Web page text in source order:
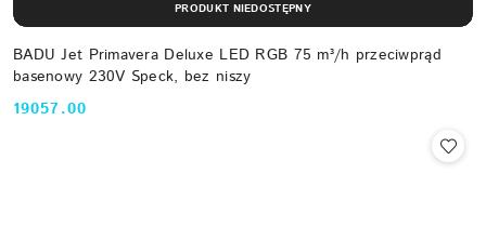
BADU Jet Primavera Deluxe LED RGB 75 m³/h przeciwprąd
basenowy 230V Speck, bez niszy
Cena:
19057.00
PRODUKT NIEDOSTĘPNY